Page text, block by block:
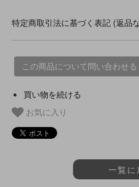
特定商取引法に基づく表記 (返品
この商品について問い合わせる
買い物を続ける
お気に入り
一覧に